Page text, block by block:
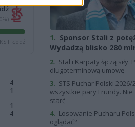
(0%)
II Łódź
4
1
1
4
1. Sponsor Stali z
Wydadzą blisko 280
2. Stal i Karpaty łączą siły.
długoterminową umowę
3. STS Puchar Polski 2026/
wszystkie pary I rundy.
starć
4. Losowanie Pucharu
oglądać?